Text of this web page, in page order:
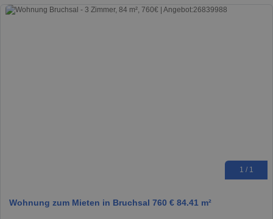
1 / 1
Wohnung zum Mieten in Bruchsal 760 € 84.41 m²